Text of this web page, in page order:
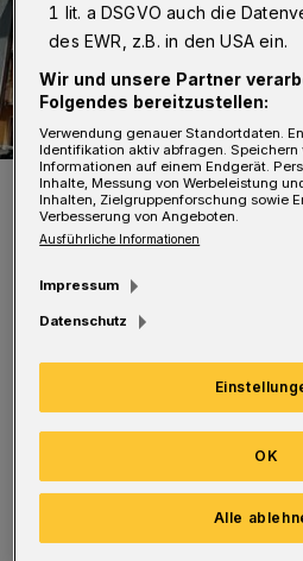
Das von der Caritas betriebene
Foto: Caritasverband
Bisher wurden nur
auch Symptome zeigten.
Organisation zu
Getesteten von den
mittlerweile doch recht
1 lit. a DSGVO auch die
des EWR, z.B. in den USA ein.
Wir und unsere Partner
Folgendes bereitzustellen:
Verwendung genauer Standortdaten.
Identifikation aktiv abfragen.
Informationen auf einem Endgerät.
Inhalte, Messung von Werbeleistung
Inhalten, Zielgruppenforschung sowie
Verbesserung von Angeboten.
Ausführliche Informationen
Impressum
Datenschutz
Alle
OK